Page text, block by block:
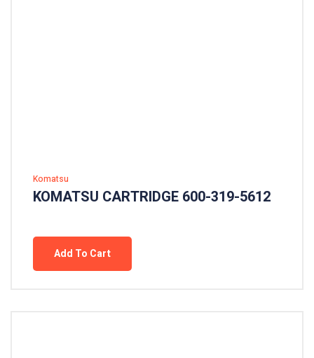
Komatsu
KOMATSU CARTRIDGE 600-319-5612
Add To Cart